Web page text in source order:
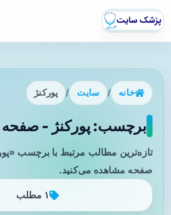
خانه / سایت / پورکنژ
برچسب: پورکنژ - صفحه 1
تازه‌ترین مطالب مرتبط با برچسب
صفحه مشاهده می‌کنید.
۱ مطلب